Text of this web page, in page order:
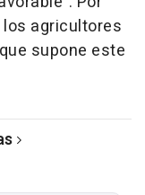
agricultores
supone este